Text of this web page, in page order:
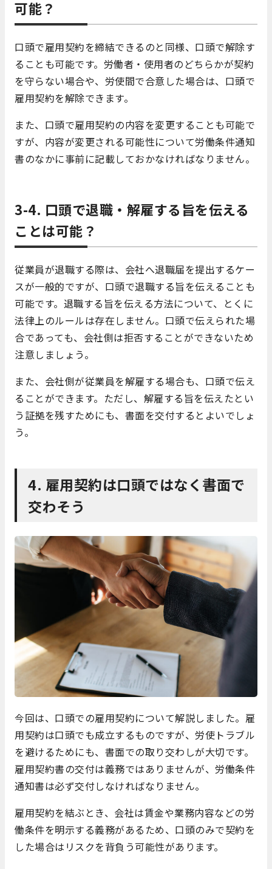
可能？
口頭で雇用契約を締結できるのと同様、口頭で解除す
ることも可能です。労働者・使用者のどちらかが契約
を守らない場合や、労使間で合意した場合は、口頭で
雇用契約を解除できます。
また、口頭で雇用契約の内容を変更することも可能で
すが、内容が変更される可能性について労働条件通知
書のなかに事前に記載しておかなければなりません。
3-4. 口頭で退職・解雇する旨を伝える
ことは可能？
従業員が退職する際は、会社へ退職届を提出するケー
スが一般的ですが、口頭で退職する旨を伝えることも
可能です。退職する旨を伝える方法について、とくに
法律上のルールは存在しません。口頭で伝えられた場
合であっても、会社側は拒否することができないため
注意しましょう。
また、会社側が従業員を解雇する場合も、口頭で伝え
ることができます。ただし、解雇する旨を伝えたとい
う証拠を残すためにも、書面を交付するとよいでしょ
う。
4. 雇用契約は口頭ではなく書面で
交わそう
今回は、口頭での雇用契約について解説しました。雇
用契約は口頭でも成立するものですが、労使トラブル
を避けるためにも、書面での取り交わしが大切です。
雇用契約書の交付は義務ではありませんが、労働条件
通知書は必ず交付しなければなりません。
雇用契約を結ぶとき、会社は賃金や業務内容などの労
働条件を明示する義務があるため、口頭のみで契約を
した場合はリスクを背負う可能性があります。